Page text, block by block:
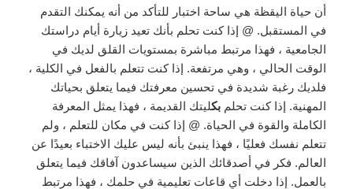
أن حياة اليقظة هي ساحة اختبار للتأكد من أنه يمكنك التقدم
في المستقبل. @ إذا كنت تحلم بأنك تعيد زيارة أيام دراستك
الجامعية ، فهذا مرتبط مباشرة بمستويات القلق لديك في
الوقت الحالي ، وهي مرتفعة. إذا كنت تتعلم بالفعل في الكلية ،
فلديك رغبة شديدة في تحسين معرفتك فيما يتعلق بحياتك
المهنية. إذا كنت تحلمبكليتك القديمة ، فهذا يمثل المعرفة
الكاملة والقوة في الحياة. @ إذا كنت في مكان للتعلم ، ولم
تتعلم نفسك فعليًا ، فهذا ينبئ بأنه ليس عليك الاختباء بعيدًا عن
العالم. فكر في أصدقائك الذين سيساعدون آفاقك فيما يتعلق
بالعمل. إذا دخلت أي قاعات تعليمية في حلمك ، فهذا مرتبط